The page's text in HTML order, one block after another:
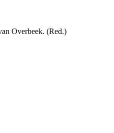
Overbeek. (Red.)